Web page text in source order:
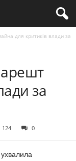
для критиків влади за
арешт
за
124 0